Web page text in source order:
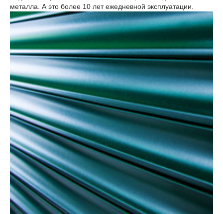
металла. А это более 10 лет ежедневной эксплуатации.